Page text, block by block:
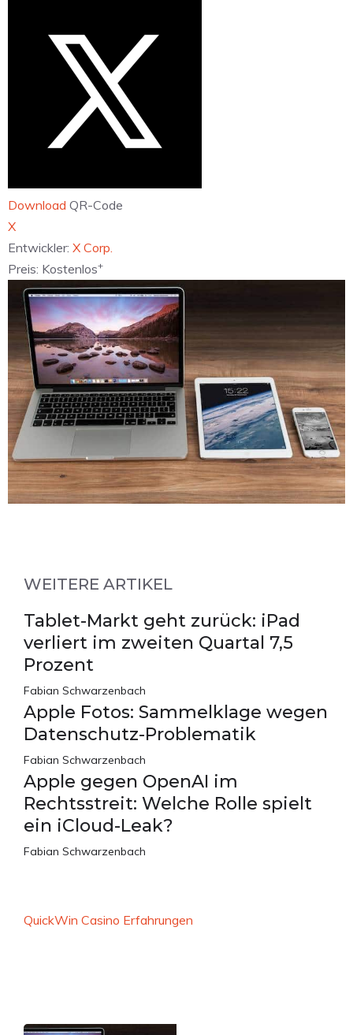
Download QR-Code
‎X
Entwickler: X Corp.
Preis: Kostenlos+
WEITERE ARTIKEL
Tablet-Markt geht zurück: iPad
verliert im zweiten Quartal 7,5
Prozent
Fabian Schwarzenbach
Apple Fotos: Sammelklage wegen
Datenschutz-Problematik
Fabian Schwarzenbach
Apple gegen OpenAI im
Rechtsstreit: Welche Rolle spielt
ein iCloud-Leak?
Fabian Schwarzenbach
QuickWin Casino Erfahrungen